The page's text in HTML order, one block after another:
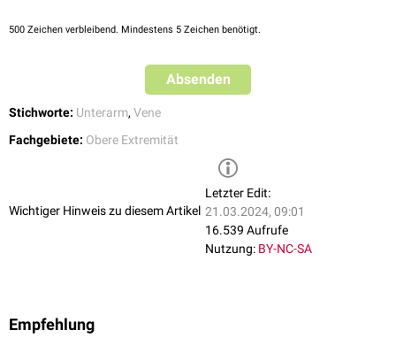
500 Zeichen verbleibend. Mindestens 5 Zeichen benötigt.
Absenden
Stichworte: Unterarm, Vene
Fachgebiete: Obere Extremität
Wichtiger Hinweis zu diesem Artikel
Letzter Edit:
21.03.2024, 09:01
16.539 Aufrufe
Nutzung: BY-NC-SA
Empfehlung